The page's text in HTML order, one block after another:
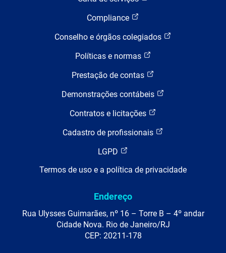
Compliance
Conselho e órgãos colegiados
Políticas e normas
Prestação de contas
Demonstrações contábeis
Contratos e licitações
Cadastro de profissionais
LGPD
Termos de uso e a política de privacidade
Endereço
Rua Ulysses Guimarães, nº 16 – Torre B – 4º andar
Cidade Nova. Rio de Janeiro/RJ
CEP: 20211-178